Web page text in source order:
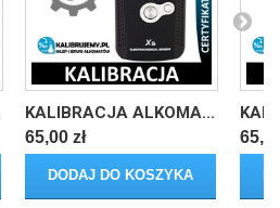
KALIBRACJA ALKOMA...
65,00 zł
DODAJ DO KOSZYKA